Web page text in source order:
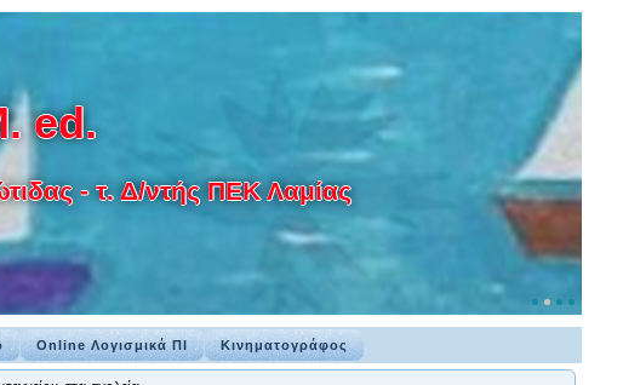
ed.
- τ. Δ/ντής ΠΕΚ Λαμίας
Online Λογισμικά ΠΙ Κινηματογράφος